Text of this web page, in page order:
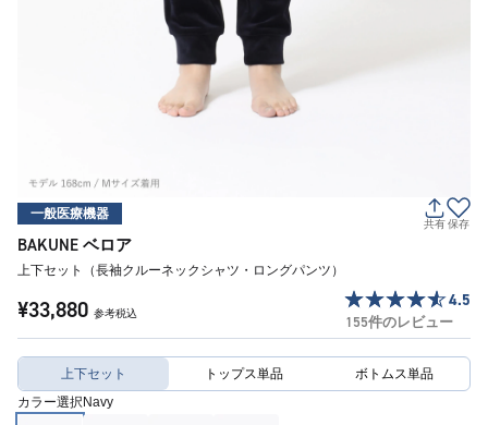
一般医療機器
共有保存
BAKUNE ベロア
上下セット（長袖クルーネックシャツ・ロングパンツ）
¥33,880 参考税込
4.5
155件のレビュー
上下セット トップス単品 ボトムス単品
カラー選択Navy